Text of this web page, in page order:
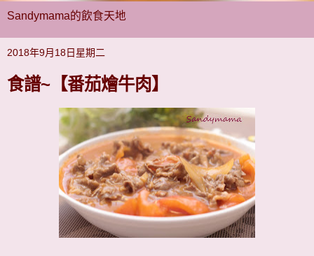
Sandymama的飲食天地
2018年9月18日星期二
食譜~【番茄燴牛肉】